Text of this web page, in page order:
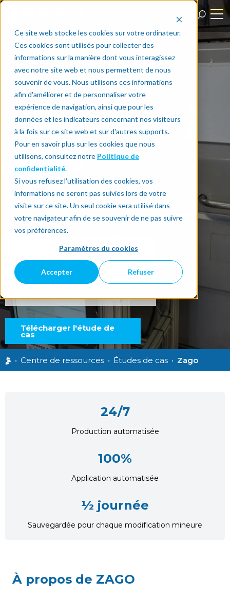
Ce site web stocke les cookies sur votre ordinateur.
Ces cookies sont utilisés pour collecter des
informations sur la manière dont vous interagissez
avec notre site web et nous permettent de nous
souvenir de vous. Nous utilisons ces informations
afin d'améliorer et de personnaliser votre
expérience de navigation, ainsi que pour les
données et les indicateurs concernant nos visiteurs
à la fois sur ce site web et sur d'autres supports.
Pour en savoir plus sur les cookies que nous
utilisons, consultez notre Politique de
confidentialité.
Si vous refusez l'utilisation des cookies, vos
informations ne seront pas suivies lors de votre
visite sur ce site. Un seul cookie sera utilisé dans
votre navigateur afin de se souvenir de ne pas suivre
vos préférences.
Paramètres du cookies
Accepter Refuser
ÉTUDES DE CAS
Automatisation de l'alimentation
des machines pour les fabricants
de composants d'étanchéité |
Zago
Télécharger l'étude de
cas
• Centre de ressources • Études de cas • Zago
24/7
Production automatisée
100%
Application automatisée
½ journée
Sauvegardée pour chaque modification mineure
À propos de ZAGO